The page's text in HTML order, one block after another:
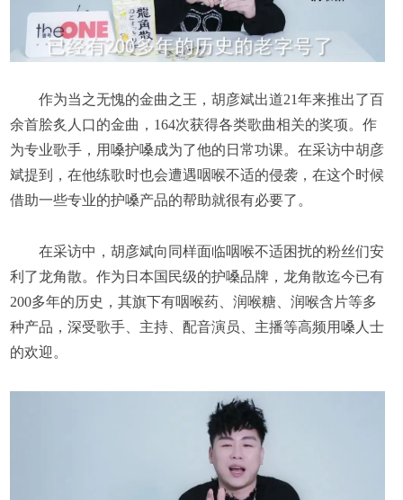
作为当之无愧的金曲之王，胡彦斌出道21年来推出了百
余首脍炙人口的金曲，164次获得各类歌曲相关的奖项。作
为专业歌手，用嗓护嗓成为了他的日常功课。在采访中胡彦
斌提到，在他练歌时也会遭遇咽喉不适的侵袭，在这个时候
借助一些专业的护嗓产品的帮助就很有必要了。
在采访中，胡彦斌向同样面临咽喉不适困扰的粉丝们安
利了龙角散。作为日本国民级的护嗓品牌，龙角散迄今已有
200多年的历史，其旗下有咽喉药、润喉糖、润喉含片等多
种产品，深受歌手、主持、配音演员、主播等高频用嗓人士
的欢迎。